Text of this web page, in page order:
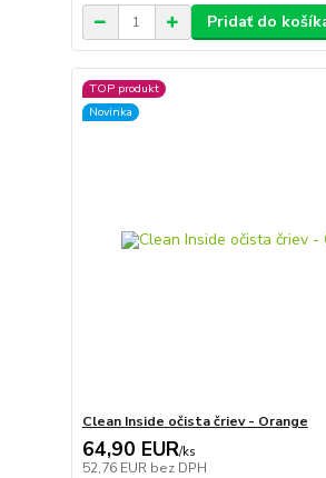
Pridať do
TOP produkt
Novinka
Clean Inside očista čriev - Orange
64,90 EUR/ks
52,76 EUR bez DPH